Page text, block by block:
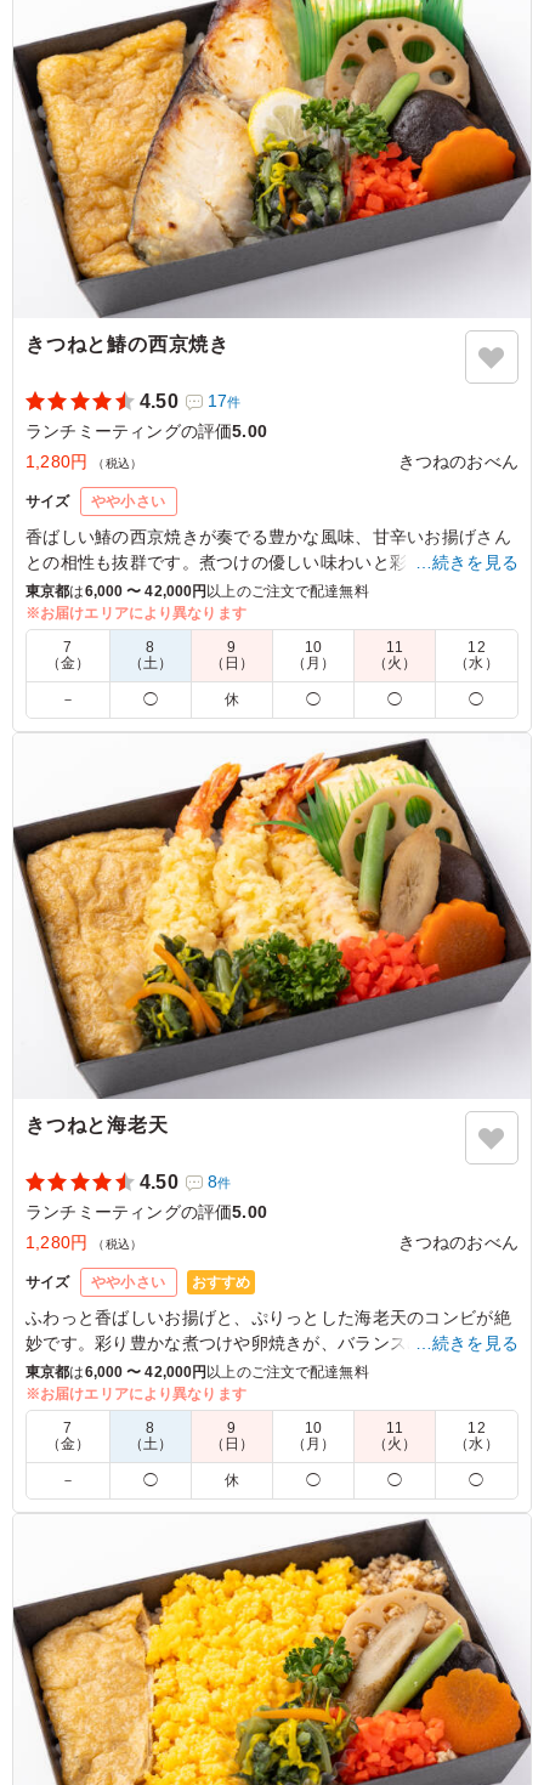
かと思いきや、お腹も十分満足できました。
ご利用シーン：会議・セミナー› ランチミーティング
東京都港区六本木2026/02/26
きつねと鰆の西京焼き
4.50 17件
ランチミーティングの評価5.00
1,280円
（税込） きつねのおべん
サイズ やや小さい
香ばしい鰆の西京焼きが奏でる豊かな風味、甘辛いお揚げさん
との相性も抜群です。煮つけの優しい味わいと彩り豊かな付け
合わせが、食欲をそそります。ランチや夕食にぴったりの一品
です。
5.0
普段あまり食べる機会が無いお魚のお弁当が良いなと思
い、鰆の西京焼きが入ったこのお弁当を食べてみました。
お弁当に入っているサイズにしては、立派なサイズの切り
身で、食べ応えもたっぷりで満足しました。冷めていても
身はほろほろとしていて、食べやすかったです。焼き目も
香ばしく、西京味噌の風味も感じられて、塩味も程よく、
おいしかったです。きつねと根菜の煮物は、しっかり甘辛
味で、ご飯が進みました。
ご利用シーン：会議・セミナー›ランチミーティング
東京都港区六本木2026/02/04
…続きを見る
東京都は6,000 〜 42,000円 以上のご注文で配達無料
※お届けエリアにより異なります
7
（金）
8
（土）
9
（日）
10
（月）
11
（火）
12
（水）
－ ◯ 休 ◯ ◯ ◯
きつねと海老天
4.50 8件
ランチミーティングの評価5.00
1,280円
（税込） きつねのおべん
サイズ やや小さい おすすめ
ふわっと香ばしいお揚げと、ぷりっとした海老天のコンビが絶
妙です。彩り豊かな煮つけや卵焼きが、バランスの良い一品を
演出。きつねのおべんのお弁当は、会議やセミナーに最適で、
皆様を笑顔にします。
5.0
立ち食いそば屋やうどん屋で、券売機の前で迷った挙句
「両方のせ」という贅沢をする背徳感があった。 揚げの
「甘み」と天麩羅の「油のコク」が合わさってえもいわれ
ご利用シーン：会議・セミナー›ランチミーティング
東京都渋谷区宇田川町2026/02/02
…続きを見る
東京都は6,000 〜 42,000円 以上のご注文で配達無料
※お届けエリアにより異なります
7
（金）
8
（土）
9
（日）
10
（月）
11
（火）
12
（水）
－ ◯ 休 ◯ ◯ ◯